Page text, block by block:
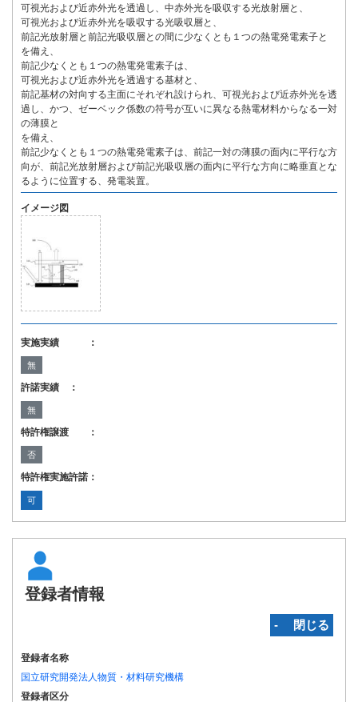
可視光および近赤外光を透過し、中赤外光を吸収する光放射層と、
可視光および近赤外光を吸収する光吸収層と、
前記光放射層と前記光吸収層との間に少なくとも１つの熱電発電素子と
を備え、
前記少なくとも１つの熱電発電素子は、
可視光および近赤外光を透過する基材と、
前記基材の対向する主面にそれぞれ設けられ、可視光および近赤外光を透
過し、かつ、ゼーベック係数の符号が互いに異なる熱電材料からなる一対
の薄膜と
を備え、
前記少なくとも１つの熱電発電素子は、前記一対の薄膜の面内に平行な方
向が、前記光放射層および前記光吸収層の面内に平行な方向に略垂直とな
るように位置する、発電装置。
イメージ図
実施実績 ：
無
許諾実績 ：
無
特許権譲渡 ：
否
特許権実施許諾：
可
登録者情報
‐ 閉じる
登録者名称
国立研究開発法人物質・材料研究機構
登録者区分